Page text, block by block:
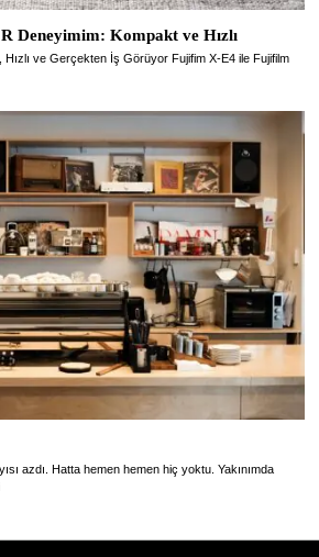
Deneyimim: Kompakt ve Hızlı
Hızlı ve Gerçekten İş Görüyor Fujifim X-E4 ile Fujifilm
azdı. Hatta hemen hemen hiç yoktu. Yakınımda